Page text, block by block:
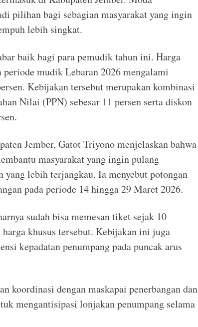
pilihan bagi sebagian masyarakat yang ingin
lebih singkat.
baik bagi para pemudik tahun ini. Harga
mudik Lebaran 2026 mengalami
Kebijakan tersebut merupakan kombinasi
Nilai (PPN) sebesar 11 persen serta diskon
Jember, Gatot Triyono menjelaskan bahwa
masyarakat yang ingin pulang
yang lebih terjangkau. Ia menyebut potongan
pada periode 14 hingga 29 Maret 2026.
sudah bisa memesan tiket sejak 10
khusus tersebut. Kebijakan ini juga
kepadatan penumpang pada puncak arus
koordinasi dengan maskapai penerbangan dan
mengantisipasi lonjakan penumpang selama